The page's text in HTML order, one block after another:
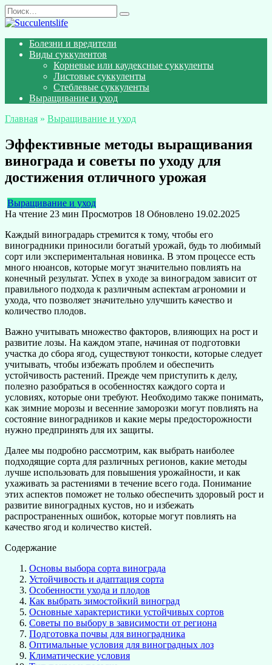
Перейти
к
Search
for:
Болезни и вредители
Виды суккулентов
Корневые или каудексные суккуленты
Листовые суккуленты
Стеблевые суккуленты
Выращивание и уход
Главная » Выращивание и уход
Эффективные методы выращивания
винограда и советы по уходу для
достижения отличного урожая
Выращивание и уход
На чтение 23 мин Просмотров 18 Обновлено 19.02.2025
Каждый виноградарь стремится к тому, чтобы его
виноградники приносили богатый урожай, будь то любимый
сорт или экспериментальная новинка. В этом процессе есть
много нюансов, которые могут значительно повлиять на
конечный результат. Успех в уходе за виноградом зависит от
правильного подхода к различным аспектам агрономии и
ухода, что позволяет значительно улучшить качество и
количество плодов.
Важно учитывать множество факторов, влияющих на рост и
развитие лозы. На каждом этапе, начиная от подготовки
участка до сбора ягод, существуют тонкости, которые следует
учитывать, чтобы избежать проблем и обеспечить
устойчивость растений. Прежде чем приступить к делу,
полезно разобраться в особенностях каждого сорта и
условиях, которые они требуют. Необходимо также понимать,
как зимние морозы и весенние заморозки могут повлиять на
состояние виноградников и какие меры предосторожности
нужно предпринять для их защиты.
Далее мы подробно рассмотрим, как выбрать наиболее
подходящие сорта для различных регионов, какие методы
лучше использовать для повышения урожайности, и как
ухаживать за растениями в течение всего года. Понимание
этих аспектов поможет не только обеспечить здоровый рост и
развитие виноградных кустов, но и избежать
распространенных ошибок, которые могут повлиять на
качество ягод и количество кистей.
Содержание
Основы выбора сорта винограда
Устойчивость и адаптация сорта
Особенности ухода и плодов
Как выбрать зимостойкий виноград
Основные характеристики устойчивых сортов
Советы по выбору в зависимости от региона
Подготовка почвы для виноградника
Оптимальные условия для виноградных лоз
Климатические условия